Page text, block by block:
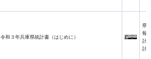
令和３年兵庫県統計書（はじめに）
県
報
計
計